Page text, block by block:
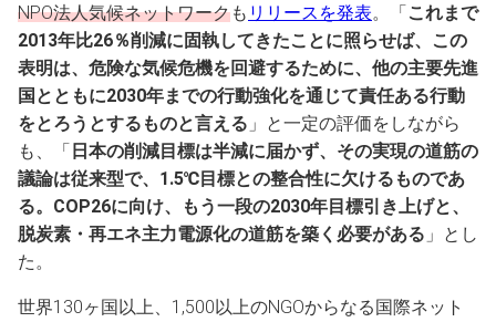
NPO法人気候ネットワークも リリースを発表。「これまで
2013年比26％削減に固執してきたことに照らせば、この
表明は、危険な気候危機を回避するために、他の主要先進
国とともに2030年までの行動強化を通じて責任ある行動
をとろうとするものと言える 」と一定の評価をしながら
も、「 日本の削減目標は半減に届かず、その実現の道筋の
議論は従来型で、1.5℃目標との整合性に欠けるものであ
る。COP26に向け、もう一段の2030年目標引き上げと、
脱炭素・再エネ主力電源化の道筋を築く必要がある 」とし
た。
世界130ヶ国以上、1,500以上のNGOからなる国際ネット